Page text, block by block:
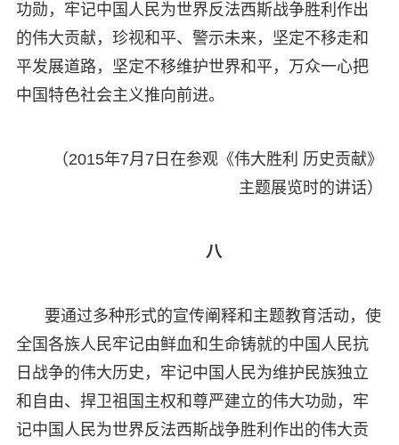
功勋，牢记中国人民为世界反法西斯战争胜利作出
的伟大贡献，珍视和平、警示未来，坚定不移走和
平发展道路，坚定不移维护世界和平，万众一心把
中国特色社会主义推向前进。
（2015年7月7日在参观《伟大胜利 历史贡献》
主题展览时的讲话）
八
要通过多种形式的宣传阐释和主题教育活动，使
全国各族人民牢记由鲜血和生命铸就的中国人民抗
日战争的伟大历史，牢记中国人民为维护民族独立
和自由、捍卫祖国主权和尊严建立的伟大功勋，牢
记中国人民为世界反法西斯战争胜利作出的伟大贡